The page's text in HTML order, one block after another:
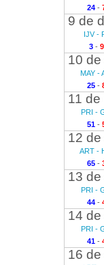
24-
9 de
IJV -
3-
10
MAY -
25-
11
PRI -
51-
12
ART -
65-
13
PRI -
44-
14
PRI -
41-
16